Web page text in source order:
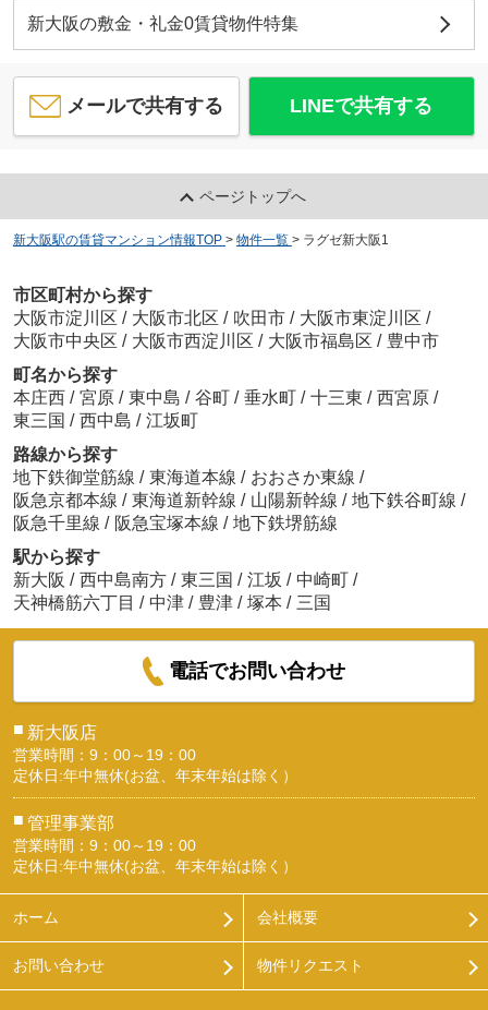
新大阪の敷金・礼金0賃貸物件特集
メールで共有する LINEで共有する
ページトップへ
新大阪駅の賃貸マンション情報TOP > 物件一覧 > ラグゼ新大阪1
市区町村から探す
大阪市淀川区 / 大阪市北区 / 吹田市 / 大阪市東淀川区 /
大阪市中央区 / 大阪市西淀川区 / 大阪市福島区 / 豊中市
町名から探す
本庄西 / 宮原 / 東中島 / 谷町 / 垂水町 / 十三東 / 西宮原 /
東三国 / 西中島 / 江坂町
路線から探す
地下鉄御堂筋線 / 東海道本線 / おおさか東線 /
阪急京都本線 / 東海道新幹線 / 山陽新幹線 / 地下鉄谷町線 /
阪急千里線 / 阪急宝塚本線 / 地下鉄堺筋線
駅から探す
新大阪 / 西中島南方 / 東三国 / 江坂 / 中崎町 /
天神橋筋六丁目 / 中津 / 豊津 / 塚本 / 三国
電話でお問い合わせ
■ 新大阪店
営業時間：9：00～19：00
定休日:年中無休(お盆、年末年始は除く）
■ 管理事業部
営業時間：9：00～19：00
定休日:年中無休(お盆、年末年始は除く）
ホーム 会社概要
お問い合わせ 物件リクエスト